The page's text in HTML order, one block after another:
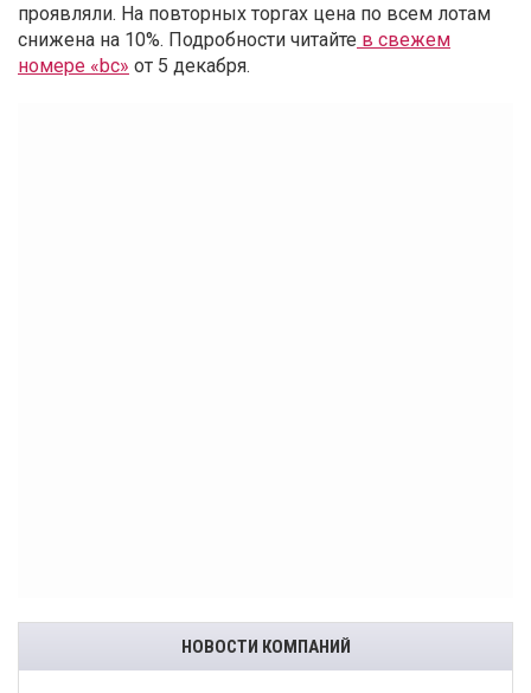
проявляли. На повторных торгах цена по всем лотам
снижена на 10%. Подробности читайте в свежем
номере «bc» от 5 декабря.
НОВОСТИ КОМПАНИЙ